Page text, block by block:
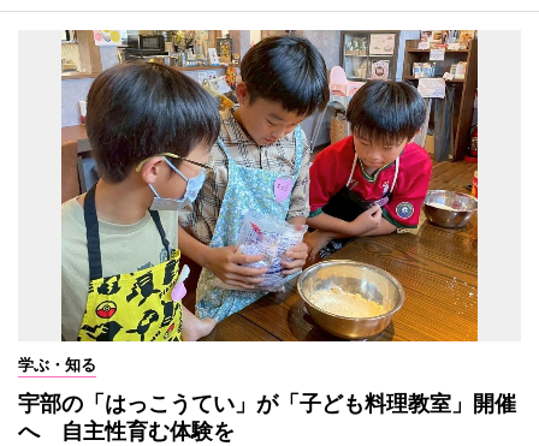
学ぶ・知る
宇部の「はっこうてい」が「子ども料理教室」開催
へ 自主性育む体験を